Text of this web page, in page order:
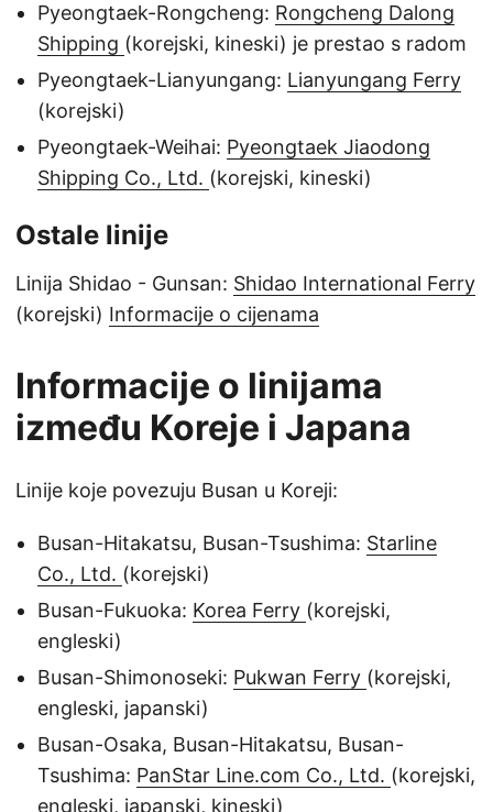
Pyeongtaek-Rongcheng: Rongcheng Dalong
Shipping (korejski, kineski) je prestao s radom
Pyeongtaek-Lianyungang: Lianyungang Ferry
(korejski)
Pyeongtaek-Weihai: Pyeongtaek Jiaodong
Shipping Co., Ltd. (korejski, kineski)
Ostale linije
Linija Shidao - Gunsan: Shidao International Ferry
(korejski) Informacije o cijenama
Informacije o linijama
između Koreje i Japana
Linije koje povezuju Busan u Koreji:
Busan-Hitakatsu, Busan-Tsushima: Starline
Co., Ltd. (korejski)
Busan-Fukuoka: Korea Ferry (korejski,
engleski)
Busan-Shimonoseki: Pukwan Ferry (korejski,
engleski, japanski)
Busan-Osaka, Busan-Hitakatsu, Busan-
Tsushima: PanStar Line.com Co., Ltd. (korejski,
engleski, japanski, kineski)